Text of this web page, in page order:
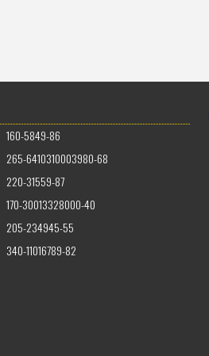
160-5849-86
265-6410310003980-68
220-31559-87
170-30013328000-40
205-234945-55
340-11016789-82